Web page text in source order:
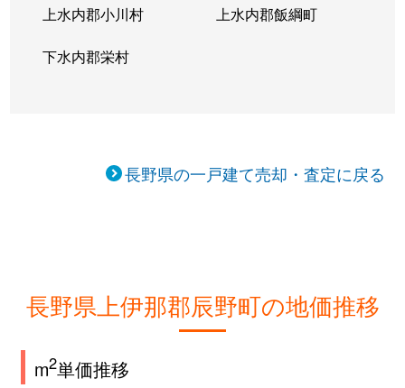
上水内郡小川村 上水内郡飯綱町
下水内郡栄村
長野県の一戸建て売却・査定に戻る
長野県上伊那郡辰野町の地価推移
m2単価推移